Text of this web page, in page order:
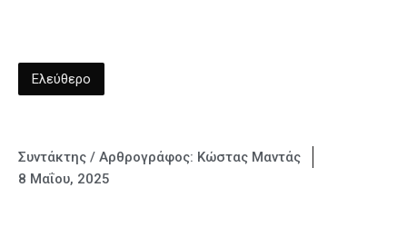
Ελεύθερο
Συντάκτης / Αρθρογράφος: Κώστας Μαντάς
8 Μαΐου, 2025